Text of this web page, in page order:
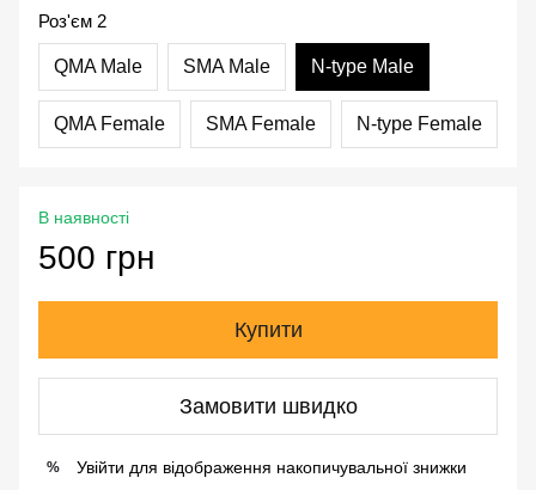
Роз'єм 2
QMA Male SMA Male N-type Male
QMA Female SMA Female N-type Female
В наявності
500 грн
Купити
Замовити швидко
% Увійти для відображення накопичувальної знижки